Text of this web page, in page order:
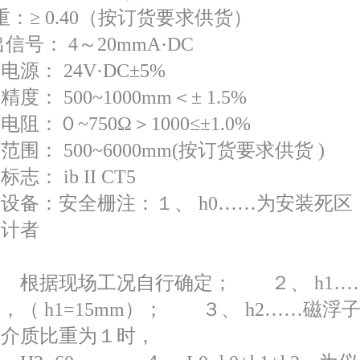
≥ 0.40（按订货要求供货）
号： 4～20mmA·DC
源： 24V·DC±5%
度： 500~1000mm＜± 1.5%
阻：０~750Ω＞1000≤±1.0%
围： 500~6000mm(按订货要求供货 )
志： ib II CT5
备：安全栅注：１、 h0……为安装死区
者
场工况自行确定； ２、
，（ h1=15mm）； ３、 h2……磁浮
质比重为１时，